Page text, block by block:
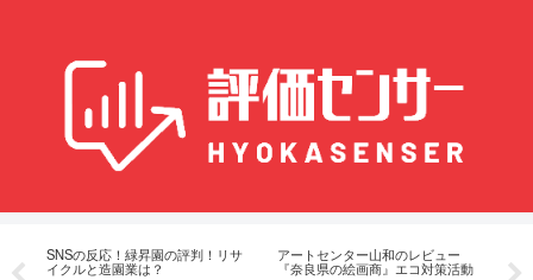
SNSの反応！緑昇園の評判！リサ
イクルと造園業は？
アートセンター山和のレビュー
『奈良県の絵画商』エコ対策活動 長